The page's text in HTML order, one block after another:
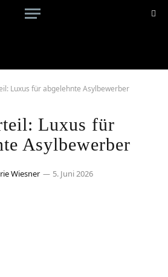
Luxus für abgelehnte Asylbewerber
Luxus für
Asylbewerber
Wiesner 5. Juni 2026